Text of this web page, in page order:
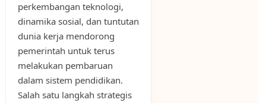
perkembangan teknologi,
dinamika sosial, dan tuntutan
dunia kerja mendorong
pemerintah untuk terus
melakukan pembaruan
dalam sistem pendidikan.
Salah satu langkah strategis